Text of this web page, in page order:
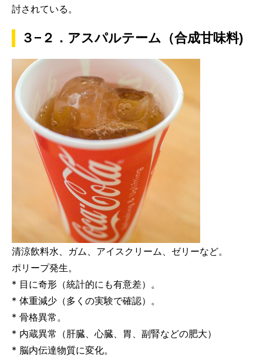
討されている。
３−２．アスパルテーム（合成甘味料)
清涼飲料水、ガム、アイスクリーム、ゼリーなど。
ポリープ発生。
* 目に奇形（統計的にも有意差）。
* 体重減少（多くの実験で確認）。
* 骨格異常。
* 内蔵異常（肝臓、心臓、胃、副腎などの肥大）
* 脳内伝達物質に変化。